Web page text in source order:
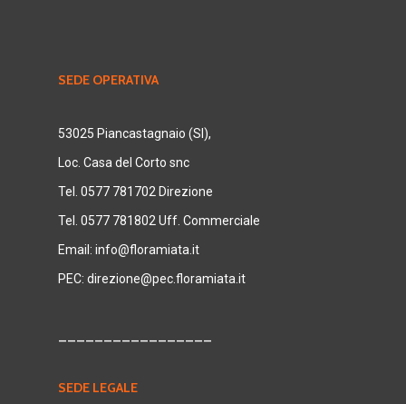
SEDE OPERATIVA
53025 Piancastagnaio (SI),
Loc. Casa del Corto snc
Tel. 0577 781702 Direzione
Tel. 0577 781802 Uff. Commerciale
Email: info@floramiata.it
PEC: direzione@pec.floramiata.it
SEDE LEGALE